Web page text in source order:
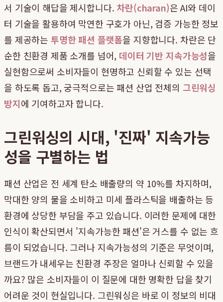
서 기술이 해답을 제시합니다. 차란(charan)은 AI와 데이
터 기술을 활용하여 막연한 구호가 아닌, 검증 가능한 정보
를 제공하는 투명한 패션 플랫폼을 지향합니다. 차란은 단
순한 친환경 제품 소개를 넘어, 데이터 기반 지속가능성을
실현함으로써 소비자들이 현명하고 신뢰할 수 있는 선택
을 하도록 돕고, 궁극적으로는 패션 산업 전체의 그린워싱
방지에 기여하고자 합니다.
그린워싱의 시대, '진짜' 지속가능
성을 구별하는 법
패션 산업은 전 세계 탄소 배출량의 약 10%를 차지하며,
막대한 양의 물을 소비하고 미세 플라스틱을 배출하는 등
환경에 상당한 부담을 주고 있습니다. 이러한 문제에 대한
인식이 확산되면서 '지속가능한 패션'은 거스를 수 없는 흐
름이 되었습니다. 그러나 지속가능성의 기준은 무엇이며,
브랜드가 내세우는 친환경 주장은 얼마나 신뢰할 수 있을
까요? 많은 소비자들이 이 질문에 대한 명확한 답을 찾기
어려운 것이 현실입니다. 그린워싱은 바로 이 정보의 비대